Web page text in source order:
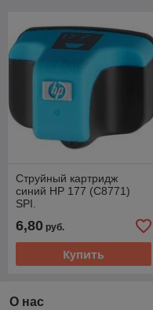
Струйный картридж
синий HP 177 (C8771)
SPI.
6,80 руб.
Купить
О нас